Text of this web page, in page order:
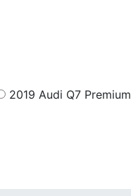
2019 Audi Q7 Premium